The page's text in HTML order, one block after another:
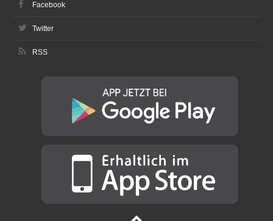
Facebook
Twitter
RSS